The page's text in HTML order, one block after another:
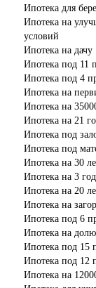
Ипотека для
Ипотека на
условий
Ипотека на дачу
Ипотека под 11
Ипотека под 4
Ипотека на
Ипотека на
Ипотека на 21
Ипотека под
Ипотека под
Ипотека на 30
Ипотека на 3
Ипотека на 20
Ипотека на
Ипотека под 6
Ипотека на
Ипотека под 15
Ипотека под 12
Ипотека на